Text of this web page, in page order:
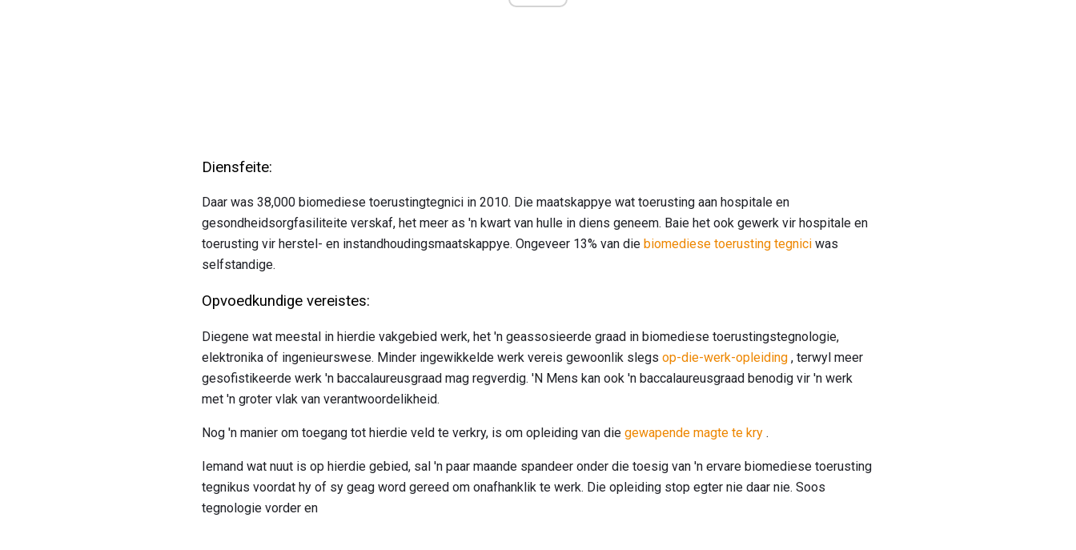
Diensfeite:
Daar was 38,000 biomediese toerustingtegnici in 2010. Die maatskappye wat toerusting aan hospitale en
gesondheidsorgfasiliteite verskaf, het meer as 'n kwart van hulle in diens geneem. Baie het ook gewerk vir hospitale en
toerusting vir herstel- en instandhoudingsmaatskappye. Ongeveer 13% van die biomediese toerusting tegnici was
selfstandige.
Opvoedkundige vereistes:
Diegene wat meestal in hierdie vakgebied werk, het 'n geassosieerde graad in biomediese toerustingstegnologie,
elektronika of ingenieurswese. Minder ingewikkelde werk vereis gewoonlik slegs op-die-werk-opleiding , terwyl meer
gesofistikeerde werk 'n baccalaureusgraad mag regverdig. 'N Mens kan ook 'n baccalaureusgraad benodig vir 'n werk
met 'n groter vlak van verantwoordelikheid.
Nog 'n manier om toegang tot hierdie veld te verkry, is om opleiding van die gewapende magte te kry .
Iemand wat nuut is op hierdie gebied, sal 'n paar maande spandeer onder die toesig van 'n ervare biomediese toerusting
tegnikus voordat hy of sy geag word gereed om onafhanklik te werk. Die opleiding stop egter nie daar nie. Soos
tegnologie vorder en